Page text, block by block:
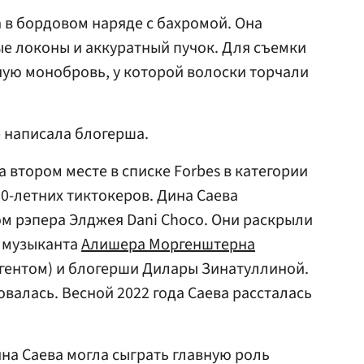
бордовом наряде с бахромой. Она
локоны и аккуратный пучок. Для съемки
монобровь, у которой волоски торчали
блогерша.
втором месте в списке Forbes в категории
летних тиктокеров. Дина Саева
рэпера Элджея Dani Choco. Они раскрыли
Алишера Моргенштерна
и блогерши Дилары Зинатуллиной.
Весной 2022 года Саева рассталась
Саева могла сыграть главную роль